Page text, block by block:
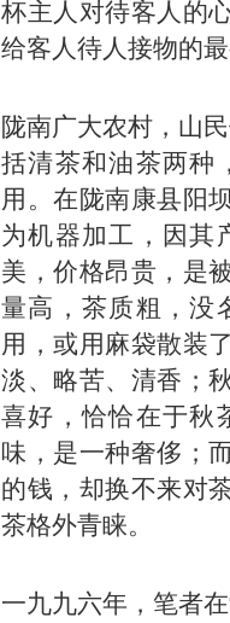
杯主人对待客人的
给客人待人接物的最
陇南广大农村，山
括清茶和油茶两种
用。在陇南康县阳
为机器加工，因其
美，价格昂贵，是
量高，茶质粗，没
用，或用麻袋散装
淡、略苦、清香；
喜好，恰恰在于秋
味，是一种奢侈；
的钱，却换不来对
茶格外青睐。
一九九六年，笔者